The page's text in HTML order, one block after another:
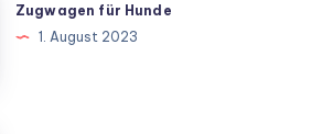
Zugwagen für Hunde
1. August 2023